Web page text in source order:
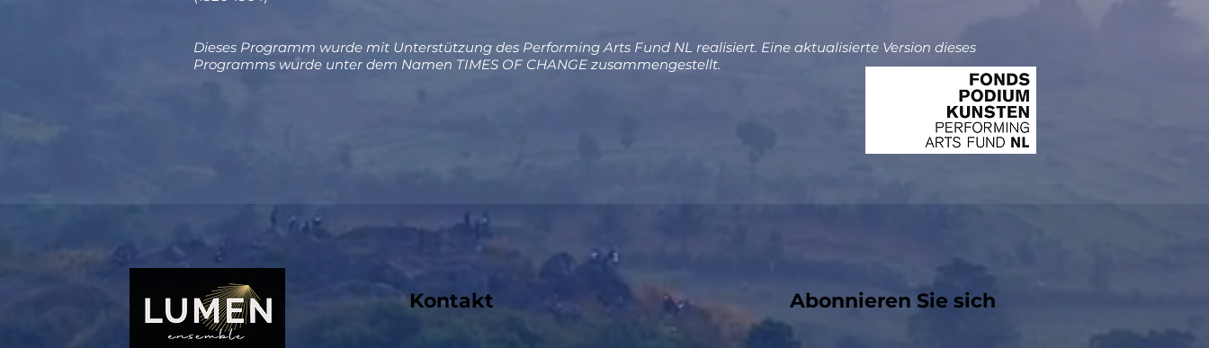
Dieses Programm wurde mit Unterstützung des Performing Arts Fund NL realisiert. Eine aktualisierte Version dieses
Programms wurde unter dem Namen TIMES OF CHANGE zusammengestellt.
Kontakt Abonnieren Sie sich